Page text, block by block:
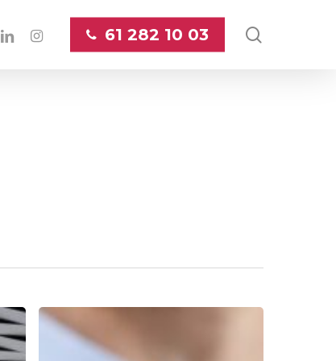
linkedininstagram61 282 10 03